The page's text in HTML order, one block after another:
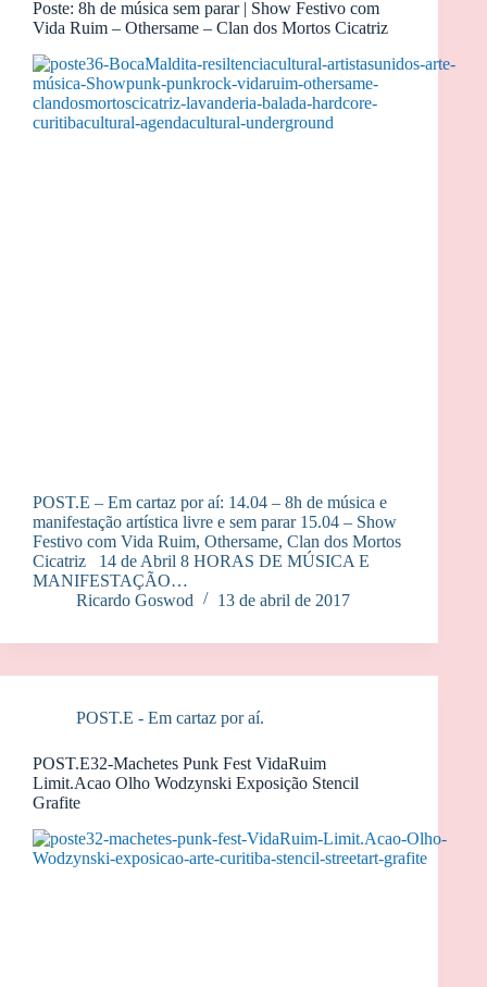
Poste: 8h de música sem parar | Show Festivo com
Vida Ruim – Othersame – Clan dos Mortos Cicatriz
POST.E – Em cartaz por aí: 14.04 – 8h de música e
manifestação artística livre e sem parar 15.04 – Show
Festivo com Vida Ruim, Othersame, Clan dos Mortos
Cicatriz 14 de Abril 8 HORAS DE MÚSICA E
MANIFESTAÇÃO…
Ricardo Goswod
13 de abril de 2017
POST.E - Em cartaz por aí.
POST.E32-Machetes Punk Fest VidaRuim
Limit.Acao Olho Wodzynski Exposição Stencil
Grafite